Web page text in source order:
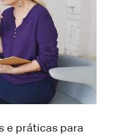
e práticas para